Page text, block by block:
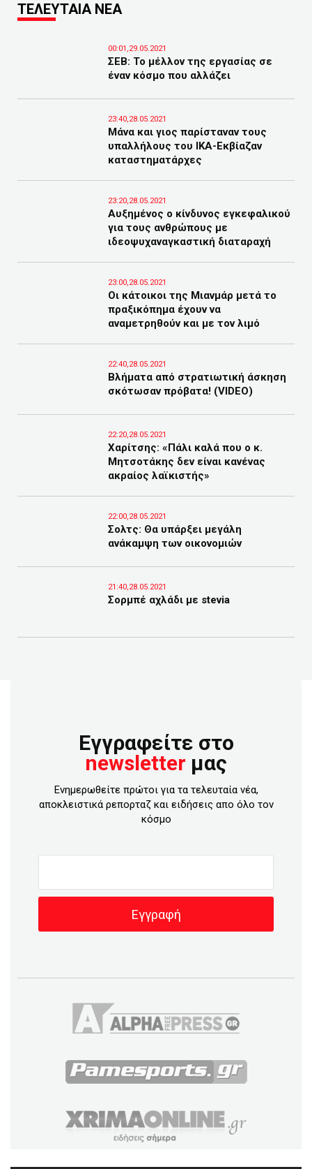
ΤΕΛΕΥΤΑΙΑ ΝΕΑ
00:01,29.05.2021
ΣΕΒ: Το μέλλον της εργασίας σε
έναν κόσμο που αλλάζει
23:40,28.05.2021
Μάνα και γιος παρίσταναν τους
υπαλλήλους του ΙΚΑ-Εκβίαζαν
καταστηματάρχες
23:20,28.05.2021
Αυξημένος ο κίνδυνος εγκεφαλικού
για τους ανθρώπους με
ιδεοψυχαναγκαστική διαταραχή
23:00,28.05.2021
Οι κάτοικοι της Μιανμάρ μετά το
πραξικόπημα έχουν να
αναμετρηθούν και με τον λιμό
22:40,28.05.2021
Βλήματα από στρατιωτική άσκηση
σκότωσαν πρόβατα! (VIDEO)
22:20,28.05.2021
Χαρίτσης: «Πάλι καλά που ο κ.
Μητσοτάκης δεν είναι κανένας
ακραίος λαϊκιστής»
22:00,28.05.2021
Σολτς: Θα υπάρξει μεγάλη
ανάκαμψη των οικονομιών
21:40,28.05.2021
Σορμπέ αχλάδι με stevia
Εγγραφείτε στο
newsletter μας
Ενημερωθείτε πρώτοι για τα τελευταία νέα,
αποκλειστικά ρεπορταζ και ειδήσεις απο όλο τον
κόσμο